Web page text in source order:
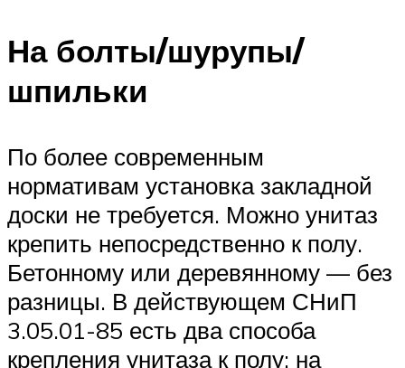
На болты/шурупы/
шпильки
По более современным
нормативам установка закладной
доски не требуется. Можно унитаз
крепить непосредственно к полу.
Бетонному или деревянному — без
разницы. В действующем СНиП
3.05.01-85 есть два способа
крепления унитаза к полу: на